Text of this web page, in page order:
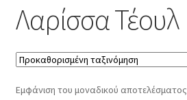
Κατηγορίες Βιβλίων
Συχνές Ερωτήσεις
Επικοινωνία
Λαρίσσα Τέουλ
Εμφάνιση του μοναδικού αποτελέσματος